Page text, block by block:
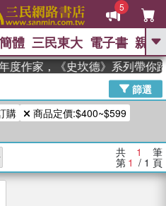
5
GO
The Odyssey 、
節 、 如果歷史是一群喵 、 暑期
、 國際布克獎 臺灣漫遊錄
黎曼猜想 、 偉大的迷走神經
簡體 三民東大 電子書 親子
作家，《史坎德》系列帶你
篩選
購
商品定價:$400~$599
共 1 筆
第 1 / 1 頁